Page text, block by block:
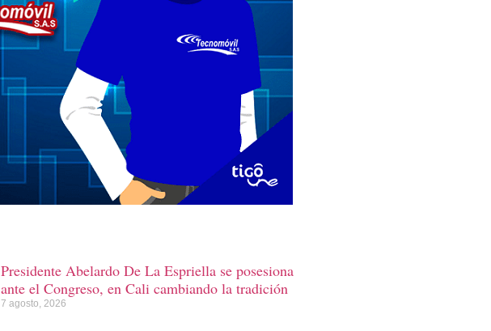
Presidente Abelardo De La Espriella se posesiona
ante el Congreso, en Cali cambiando la tradición
7 agosto, 2026